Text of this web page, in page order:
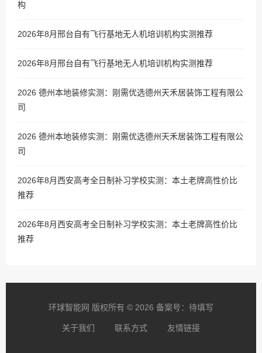
构
2026年8月邢台自有飞行基地无人机培训机构实测推荐
2026年8月邢台自有飞行基地无人机培训机构实测推荐
2026 德州本地装修实测：刚需优选德州天禾居装饰工程有限公
司
2026 德州本地装修实测：刚需优选德州天禾居装饰工程有限公
司
2026年8月西安高考全日制补习学校实测：本土老牌高性价比
推荐
2026年8月西安高考全日制补习学校实测：本土老牌高性价比
推荐
环球智能网 版权所有 © 2026 备案号：待填写
关于我们 联系方式 友情链接